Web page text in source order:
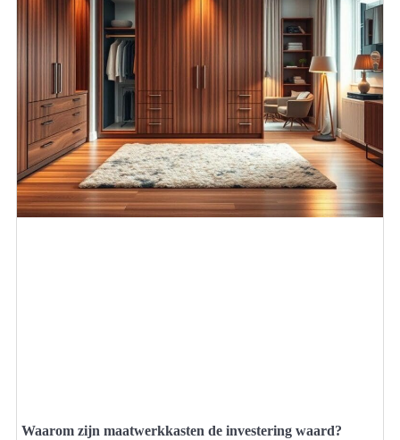
Waarom zijn maatwerkkasten de investering waard?